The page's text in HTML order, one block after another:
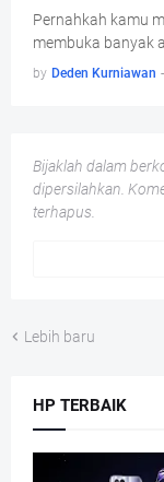
Pernahkah kamu
membuka banyak
by Deden Kurniawan -
Bijaklah dalam
dipersilahkan.
terhapus.
Lebih baru
HP TERBAIK